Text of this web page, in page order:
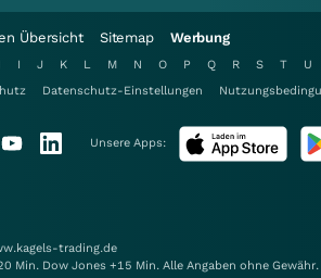
Übersicht Sitemap Werbung
I J K L M N O P Q R S T U
Datenschutz-Einstellungen
Unsere Apps:
trading.de
Min. Dow Jones +15 Min. Alle Angaben ohne Gewähr.